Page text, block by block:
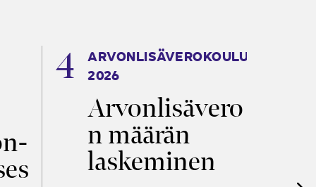
ARVONLISÄVEROKOULU
2026
Arvonlisävero
n määrän
laskeminen